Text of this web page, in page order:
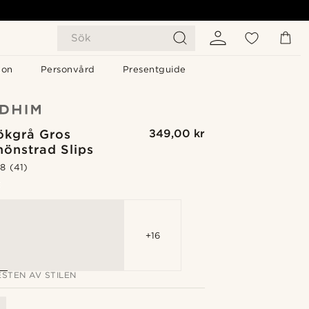
Sök
Personvård Presentguide
Gros
Slips
349,00 kr
(41)
+16
AV STILEN